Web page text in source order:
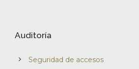
Auditoría
Seguridad de accesos